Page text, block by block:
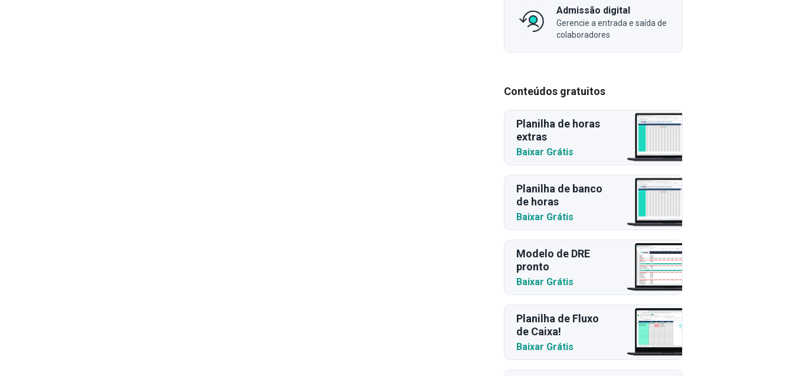
Admissão digital
Gerencie a entrada e saída de
colaboradores
Conteúdos gratuitos
Planilha de horas
extras
Baixar Grátis
Planilha de banco
de horas
Baixar Grátis
Modelo de DRE
pronto
Baixar Grátis
Planilha de Fluxo
de Caixa!
Baixar Grátis